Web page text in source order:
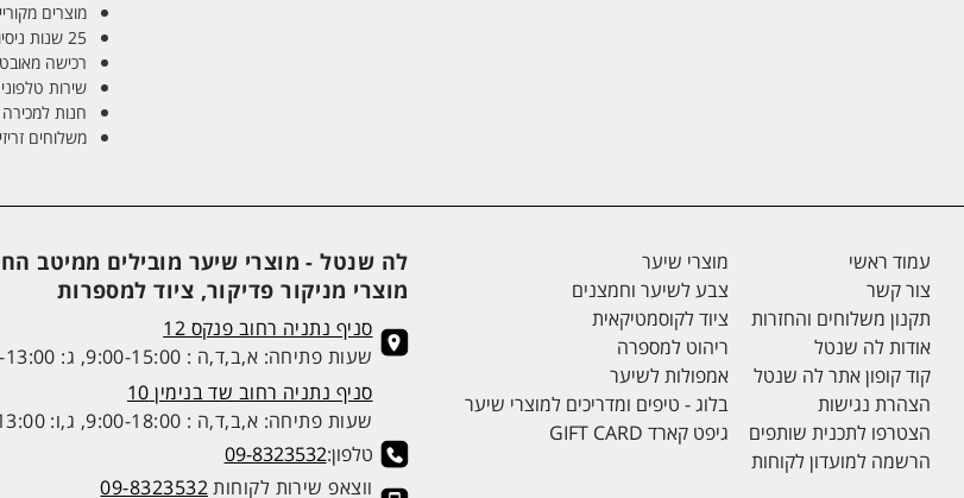
מוצרים
25 שנות ניסיון בתחום מוצרי השיער והטיפוח
רכישה
שירות
חנות למכירה
משלוחים
עמוד ראשי
צור קשר
תקנון משלוחים והחזרות
אודות לה שנטל
קוד קופון אתר לה שנטל
הצהרת נגישות
הצטרפו לתכנית שותפים
הרשמה למועדון לקוחות
מוצרי שיער
צבע לשיער וחמצנים
ציוד לקוסמטיקאית
ריהוט למספרה
אמפולות לשיער
בלוג - טיפים ומדריכים למוצרי שיער
גיפט קארד GIFT CARD
לה שנטל - מוצרי שיער מובילים ממיטב
מוצרי מניקור פדיקור, ציוד למספרות
סניף נתניה רחוב פנקס 12
שעות פתיחה: א,ב,ד,ה : 9:00-15:00, ג: 9:00-13:00
סניף נתניה רחוב שד בנימין 10
שעות פתיחה: א,ב,ד,ה : 9:00-18:00, ג,ו: 9:00-13:00
טלפון:09-8323532
ווצאפ שירות לקוחות09-8323532